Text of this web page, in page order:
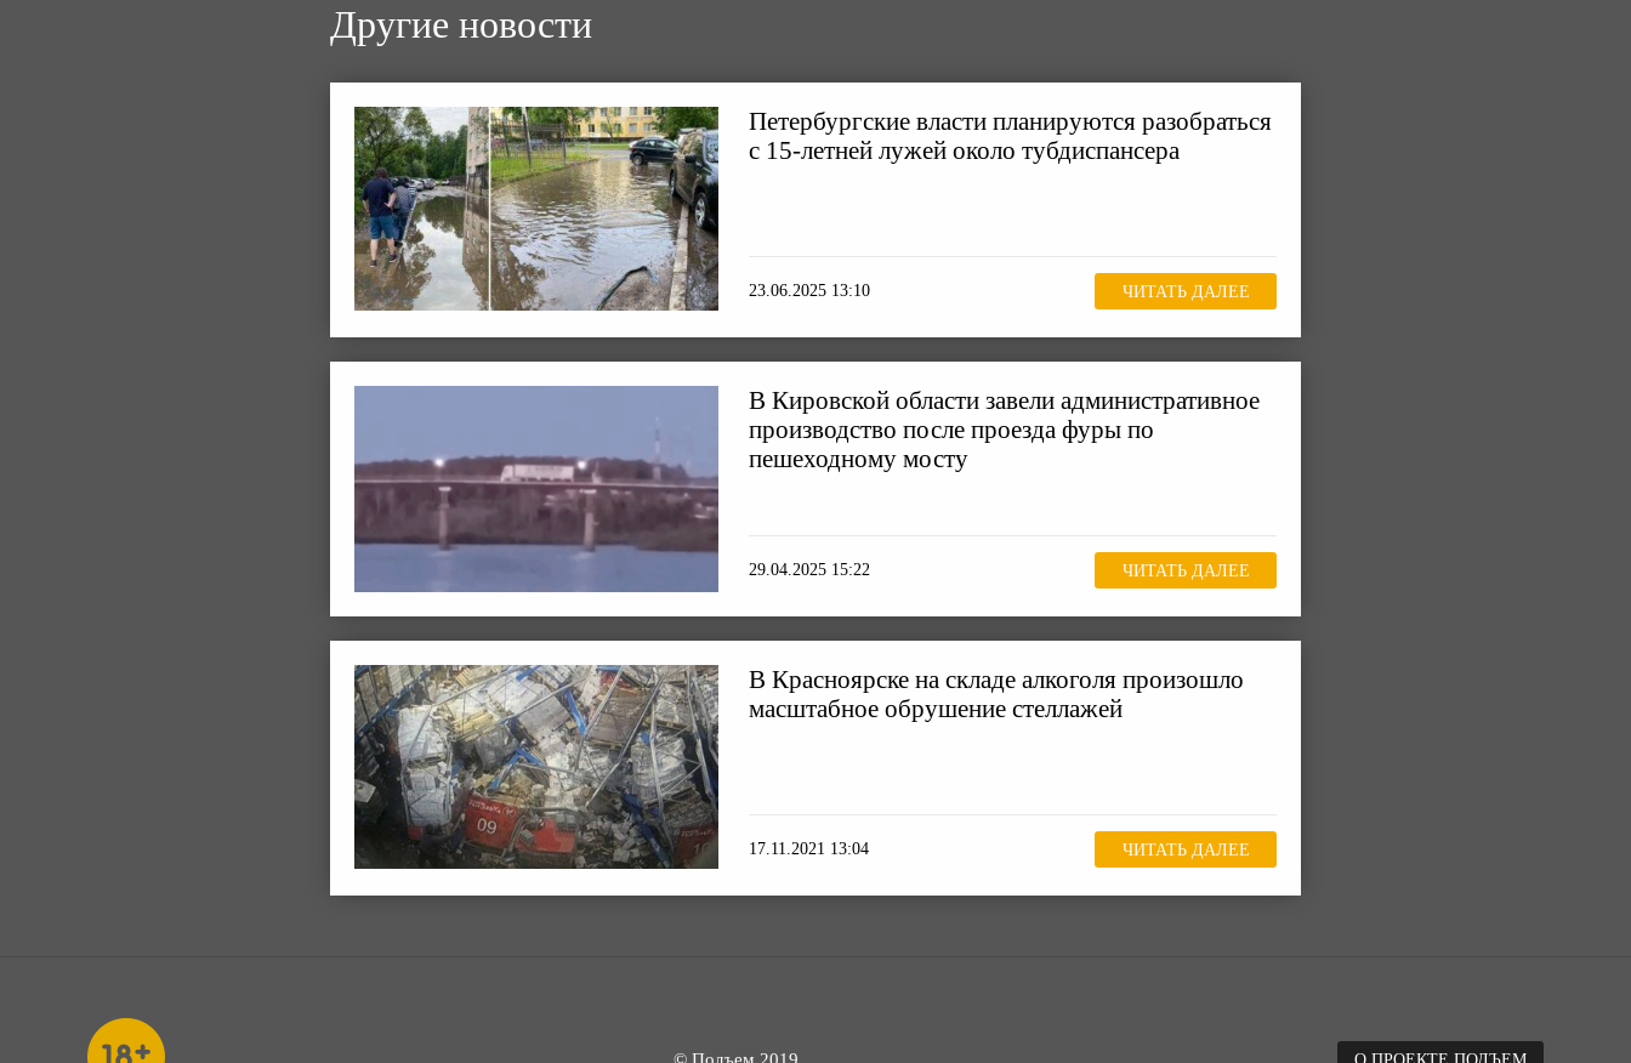
Другие новости
Петербургские власти планируются разобраться
с 15-летней лужей около тубдиспансера
23.06.2025 13:10 ЧИТАТЬ ДАЛЕЕ
В Кировской области завели административное
производство после проезда фуры по
пешеходному мосту
29.04.2025 15:22 ЧИТАТЬ ДАЛЕЕ
В Красноярске на складе алкоголя произошло
масштабное обрушение стеллажей
17.11.2021 13:04 ЧИТАТЬ ДАЛЕЕ
© Подъем 2019 О ПРОЕКТЕ ПОДЪЕМ